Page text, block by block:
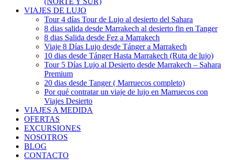
VIAJES DE LUJO
Tour 4 días Tour de Lujo al desierto del Sahara
8 dias salida desde Marrakech al desierto fin en Tanger
8 dias Salida desde Fez a Marrakech
Viaje 8 Días Lujo desde Tánger a Marrakech
10 dias desde Tánger Hasta Marrakech (Ruta de lujo)
Tour 5 Días Lujo al Desierto desde Marrakech – Sahara
Premium
20 dias desde Tanger ( Marruecos completo)
Por qué contratar un viaje de lujo en Marruecos con
Viajes Desierto
VIAJES A MEDIDA
OFERTAS
EXCURSIONES
NOSOTROS
BLOG
CONTACTO